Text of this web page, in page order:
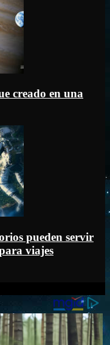
creado en una
pueden servir
viajes